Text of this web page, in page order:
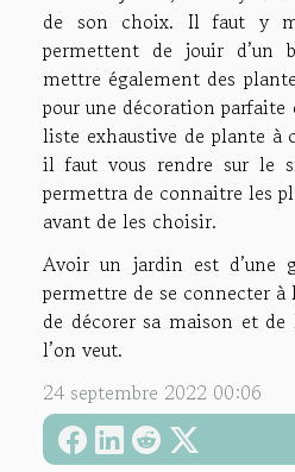
de son choix. Il faut y
permettent de jouir d’un
mettre également des
pour une décoration
liste exhaustive de plante à
il faut vous rendre sur le
permettra de connaitre les
avant de les choisir.
Avoir un jardin est d’une
permettre de se connecter
de décorer sa maison et
l’on veut.
24 septembre 2022 00:06